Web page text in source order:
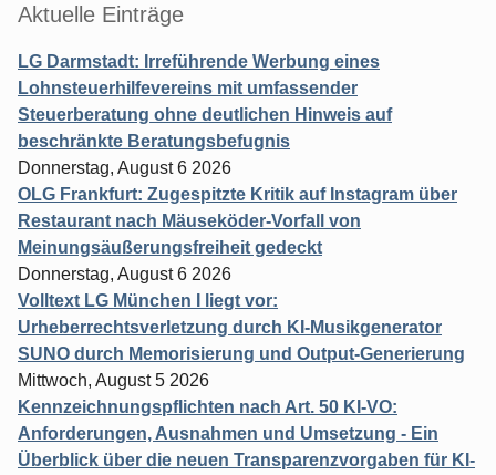
Aktuelle Einträge
LG Darmstadt: Irreführende Werbung eines
Lohnsteuerhilfevereins mit umfassender
Steuerberatung ohne deutlichen Hinweis auf
beschränkte Beratungsbefugnis
Donnerstag, August 6 2026
OLG Frankfurt: Zugespitzte Kritik auf Instagram über
Restaurant nach Mäuseköder-Vorfall von
Meinungsäußerungsfreiheit gedeckt
Donnerstag, August 6 2026
Volltext LG München I liegt vor:
Urheberrechtsverletzung durch KI-Musikgenerator
SUNO durch Memorisierung und Output-Generierung
Mittwoch, August 5 2026
Kennzeichnungspflichten nach Art. 50 KI-VO:
Anforderungen, Ausnahmen und Umsetzung - Ein
Überblick über die neuen Transparenzvorgaben für KI-